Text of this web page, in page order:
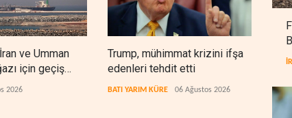
ve Umman
için geçiş
anlaştı
2026
Trump, mühimmat krizini ifşa
edenleri tehdit etti
BATI YARIM KÜRE 06 Ağustos 2026 BATI